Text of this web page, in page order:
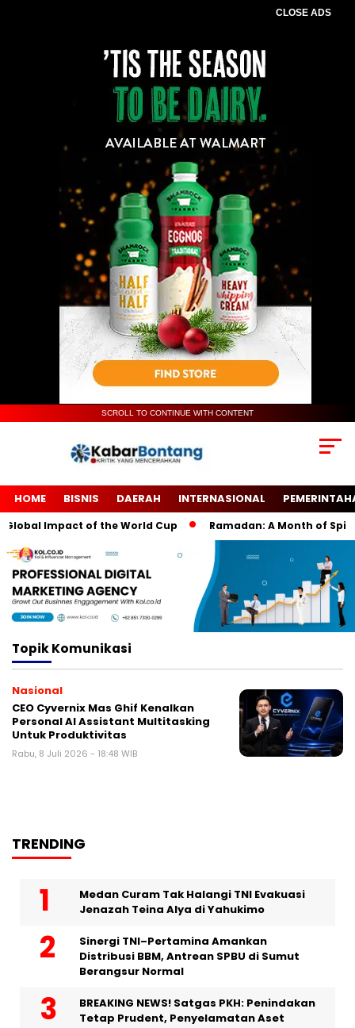
CLOSE ADS
SCROLL TO CONTINUE WITH CONTENT
HOME BISNIS DAERAH INTERNASIONAL
Impact of the World Cup Ramadan: A Month of
TopikKomunikasi
Nasional
CEO Cyvernix Mas Ghif Kenalkan
Personal AI Assistant Multitasking
Untuk Produktivitas
Rabu, 8 Juli 2026 - 18:48 WIB
TRENDING
Medan Curam Tak Halangi TNI Evakuasi
Jenazah Teina Alya di Yahukimo
Sinergi TNI–Pertamina Amankan
Distribusi BBM, Antrean SPBU di Sumut
Berangsur Normal
BREAKING NEWS! Satgas PKH: Penindakan
Tetap Prudent, Penyelamatan Aset